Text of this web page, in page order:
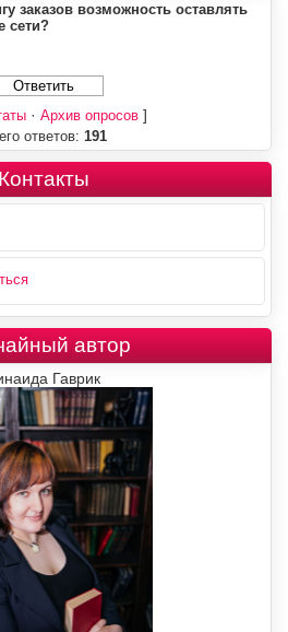
заказов возможность оставлять
сети?
· Архив опросов]
ответов: 191
автор
Гаврик